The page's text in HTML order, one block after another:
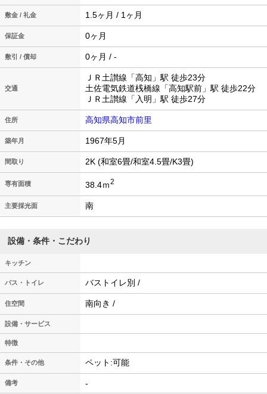
敷金 / 礼金 1.5ヶ月 / 1ヶ月
保証金 0ヶ月
敷引 / 償却 0ヶ月 / -
交通
ＪＲ土讃線「高知」駅 徒歩23分
土佐電気鉄道桟橋線「高知駅前」駅 徒歩22分
ＪＲ土讃線「入明」駅 徒歩27分
住所 高知県高知市前里
築年月 1967年5月
間取り 2K (和室6畳/和室4.5畳/K3畳)
専有面積 38.4ｍ2
主要採光面 南
設備・条件・こだわり
キッチン
バス・トイレ バストイレ別 /
住空間 南向き /
設備・サービス
特徴
条件・その他 ペット:可能
備考 -